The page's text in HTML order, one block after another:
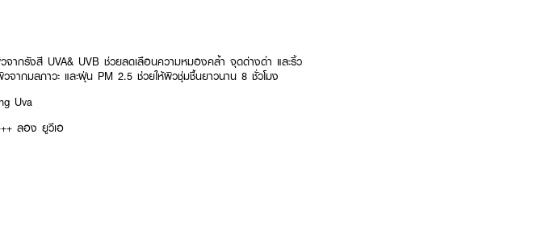
ากรังสี UVA& UVB ช่วยลดเลือนความหมองคล้ำ จุดด่างดำ และริ้ว
ากมลภาวะ และฝุ่น PM 2.5 ช่วยให้ผิวชุ่มชื้นยาวนาน 8 ชั่วโมง
Uva
ลอง ยูวีเอ